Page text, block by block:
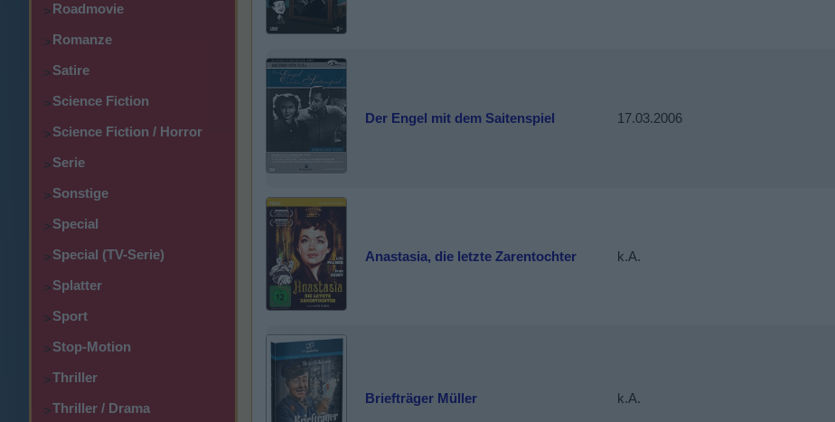
>Roadmovie
>Romanze
>Satire
>Science Fiction
>Science Fiction / Horror
>Serie
>Sonstige
>Special
>Special (TV-Serie)
>Splatter
>Sport
>Stop-Motion
>Thriller
>Thriller / Drama
Der Engel mit dem Saitenspiel 17.03.2006
Anastasia, die letzte Zarentochter k.A.
Briefträger Müller k.A.